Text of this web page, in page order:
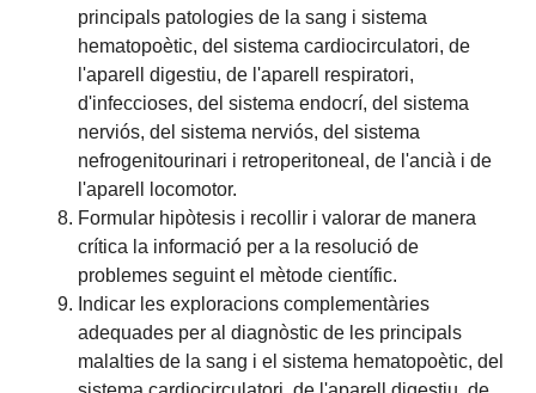
principals patologies de la sang i sistema
hematopoètic, del sistema cardiocirculatori, de
l'aparell digestiu, de l'aparell respiratori,
d'infeccioses, del sistema endocrí, del sistema
nerviós, del sistema nerviós, del sistema
nefrogenitourinari i retroperitoneal, de l'ancià i de
l'aparell locomotor.
Formular hipòtesis i recollir i valorar de manera
crítica la informació per a la resolució de
problemes seguint el mètode científic.
Indicar les exploracions complementàries
adequades per al diagnòstic de les principals
malalties de la sang i el sistema hematopoètic, del